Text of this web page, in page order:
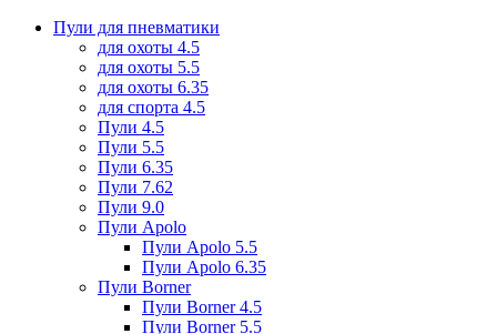
Пули для пневматики
для охоты 4.5
для охоты 5.5
для охоты 6.35
для спорта 4.5
Пули 4.5
Пули 5.5
Пули 6.35
Пули 7.62
Пули 9.0
Пули Apolo
Пули Apolo 5.5
Пули Apolo 6.35
Пули Borner
Пули Borner 4.5
Пули Borner 5.5